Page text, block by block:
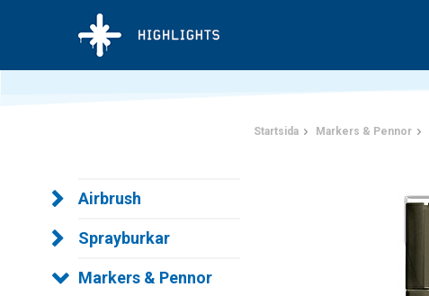
Airbrush
Sprayburkar
Markers & Pennor
Startsida Markers & Pennor